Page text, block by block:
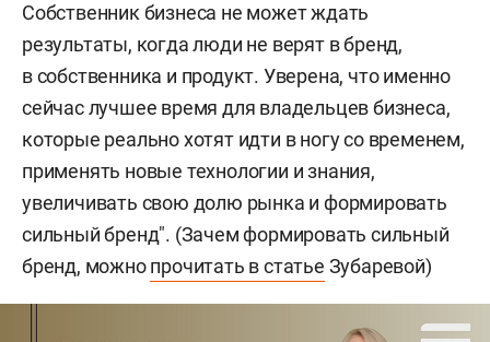
Собственник бизнеса не может ждать
результаты, когда люди не верят в бренд,
в собственника и продукт. Уверена, что именно
сейчас лучшее время для владельцев бизнеса,
которые реально хотят идти в ногу со временем,
применять новые технологии и знания,
увеличивать свою долю рынка и формировать
сильный бренд". (Зачем формировать сильный
бренд, можнопрочитать в статье Зубаревой)